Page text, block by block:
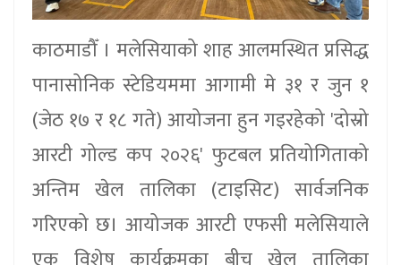
काठमाडौँ । मलेसियाको शाह आलमस्थित प्रसिद्ध
पानासोनिक स्टेडियममा आगामी मे ३१ र जुन १
(जेठ १७ र १८ गते) आयोजना हुन गइरहेको 'दोस्रो
आरटी गोल्ड कप २०२६' फुटबल प्रतियोगिताको
अन्तिम खेल तालिका (टाइसिट) सार्वजनिक
गरिएको छ। आयोजक आरटी एफसी मलेसियाले